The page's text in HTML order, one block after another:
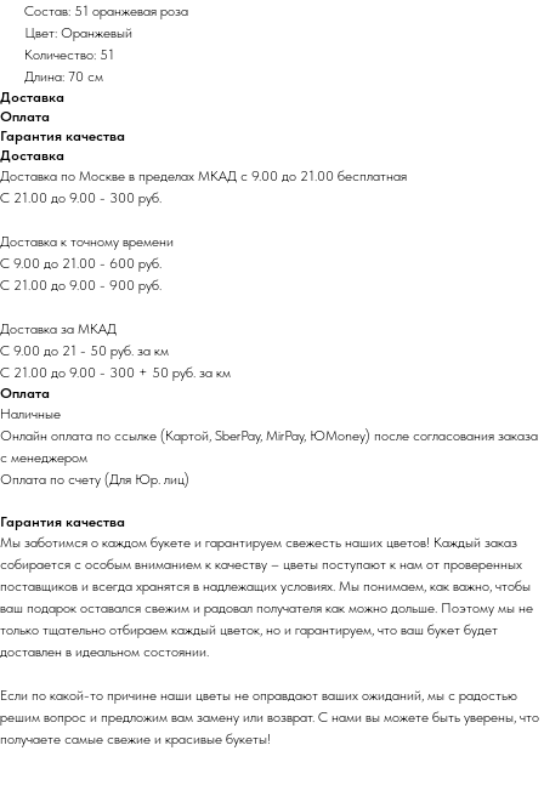
Состав: 51 оранжевая роза
Цвет: Оранжевый
Количество: 51
Длина: 70 см
Доставка
Оплата
Гарантия качества
Доставка
Доставка по Москве в пределах МКАД с 9.00 до 21.00 бесплатная
С 21.00 до 9.00 - 300 руб.
Доставка к точному времени
С 9.00 до 21.00 - 600 руб.
С 21.00 до 9.00 - 900 руб.
Доставка за МКАД
С 9.00 до 21 - 50 руб. за км
С 21.00 до 9.00 - 300 + 50 руб. за км
Оплата
Наличные
Онлайн оплата по ссылке (Картой, SberPay, MirPay, ЮMoney) после согласования заказа
с менеджером
Оплата по счету (Для Юр. лиц)
Гарантия качества
Мы заботимся о каждом букете и гарантируем свежесть наших цветов! Каждый заказ
собирается с особым вниманием к качеству – цветы поступают к нам от проверенных
поставщиков и всегда хранятся в надлежащих условиях. Мы понимаем, как важно, чтобы
ваш подарок оставался свежим и радовал получателя как можно дольше. Поэтому мы не
только тщательно отбираем каждый цветок, но и гарантируем, что ваш букет будет
доставлен в идеальном состоянии.
Если по какой-то причине наши цветы не оправдают ваших ожиданий, мы с радостью
решим вопрос и предложим вам замену или возврат. С нами вы можете быть уверены, что
получаете самые свежие и красивые букеты!